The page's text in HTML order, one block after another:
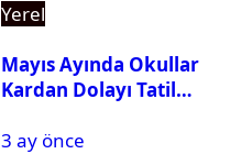
Yerel
Mayıs Ayında Okullar
Kardan Dolayı Tatil
3 ay önce